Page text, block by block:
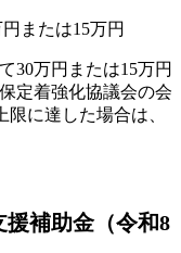
または15万円
30万円または15万円
定着強化協議会の会
に達した場合は、
補助金（令和8